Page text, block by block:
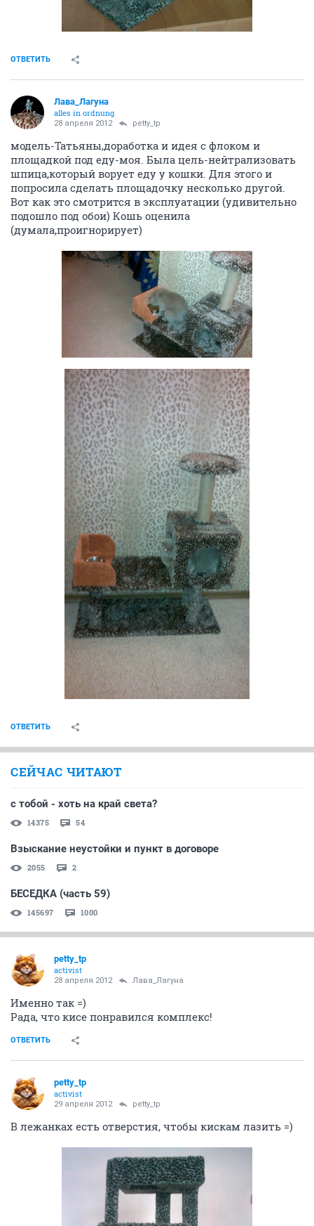
ОТВЕТИТЬ
Лава_Лагуна
alles in ordnung
28 апреля 2012 petty_tp
модель-Татьяны,доработка и идея с флоком и
площадкой под еду-моя. Была цель-нейтрализовать
шпица,который ворует еду у кошки. Для этого и
попросила сделать площадочку несколько другой.
Вот как это смотрится в эксплуатации (удивительно
подошло под обои) Кошь оценила
(думала,проигнорирует)
ОТВЕТИТЬ
СЕЙЧАС ЧИТАЮТ
с тобой - хоть на край света?
14375 54
Взыскание неустойки и пункт в договоре
2055 2
БЕСЕДКА (часть 59)
145697 1000
petty_tp
activist
28 апреля 2012 Лава_Лагуна
Именно так =)
Рада, что кисе понравился комплекс!
ОТВЕТИТЬ
petty_tp
activist
29 апреля 2012 petty_tp
В лежанках есть отверстия, чтобы кискам лазить =)